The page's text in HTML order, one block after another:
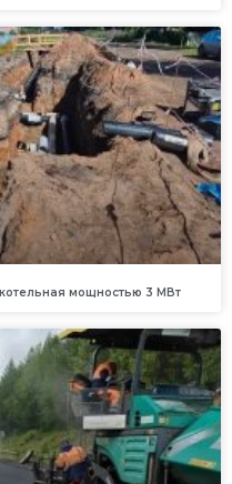
мощностью 3 МВт